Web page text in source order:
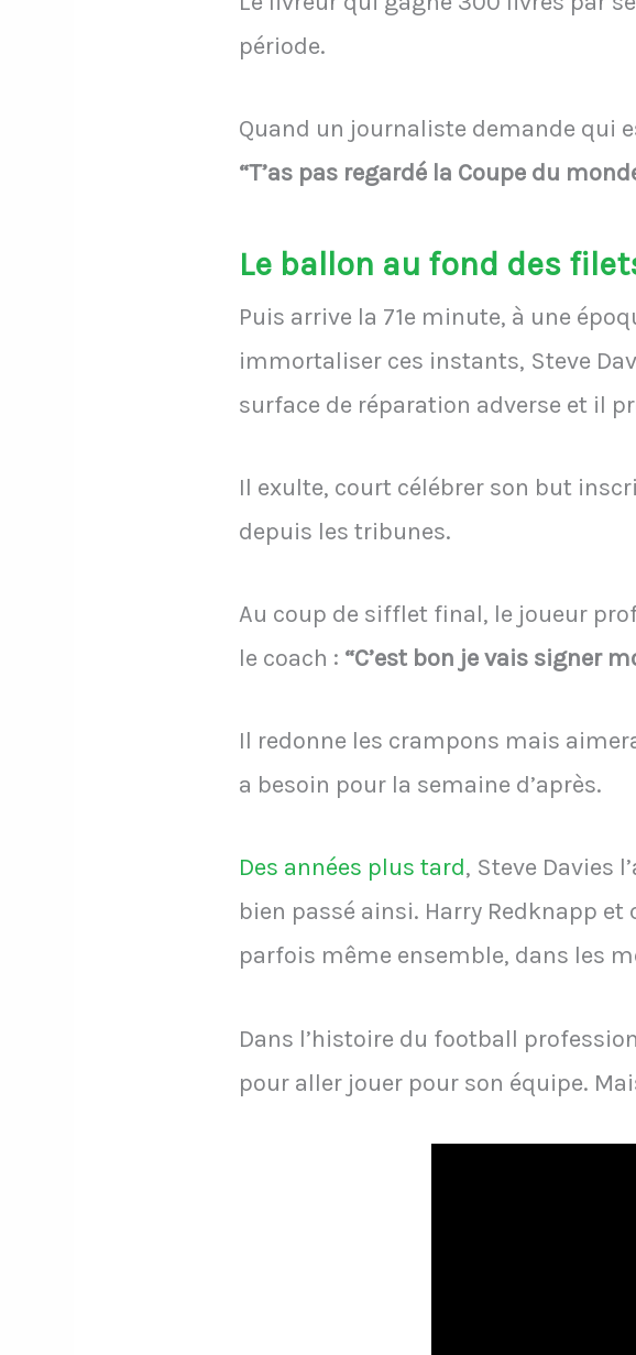
période.
Quand un journaliste demande qui
“T’as pas regardé la Coupe du
Le ballon au fond des
Puis arrive la 71e minute, à une
immortaliser ces instants, Steve
surface de réparation adverse et il
Il exulte, court célébrer son but
depuis les tribunes.
Au coup de sifflet final, le joueur
le coach : “C’est bon je vais signer
Il redonne les crampons mais
a besoin pour la semaine d’après.
Des années plus tard, Steve Davies
bien passé ainsi. Harry Redknapp
parfois même ensemble, dans les
Dans l’histoire du football
pour aller jouer pour son équipe.